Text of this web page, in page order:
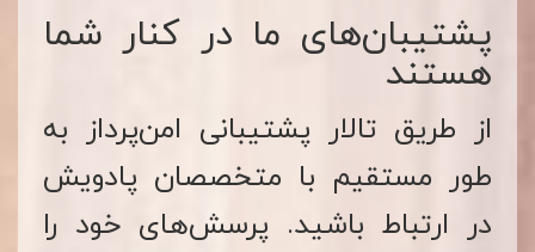
پشتیبان‌های ما در کنار شما
هستند
از طریق تالار پشتیبانی امن‌پرداز به
طور مستقیم با متخصصان پادویش
در ارتباط باشید. پرسش‌های خود را